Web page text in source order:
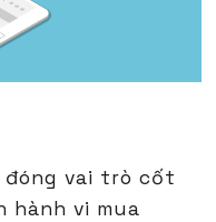
đóng vai trò cốt
hành vi mua